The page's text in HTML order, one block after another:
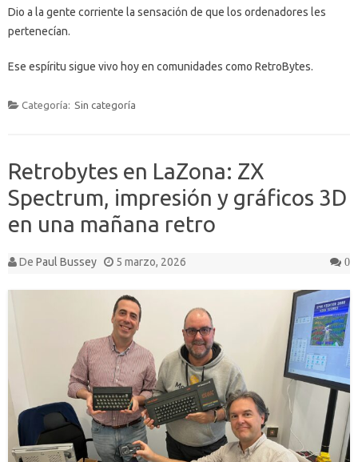
Dio a la gente corriente la sensación de que los ordenadores les
pertenecían.
Ese espíritu sigue vivo hoy en comunidades como RetroBytes.
Categoría: Sin categoría
Retrobytes en LaZona: ZX
Spectrum, impresión y gráficos 3D
en una mañana retro
De Paul Bussey 5 marzo, 2026 0